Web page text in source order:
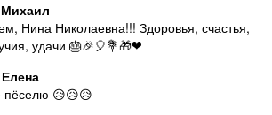
Нина Николаевна!!! Здоровья, счастья,
удачи 🎂🎉🎈💐🎁❤
пёселю 😥😥😥